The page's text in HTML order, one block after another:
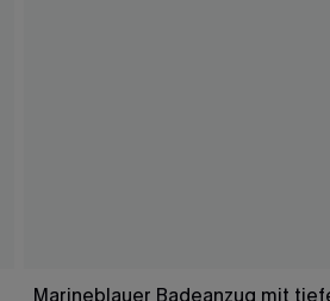
Marineblauer Badeanzug mit